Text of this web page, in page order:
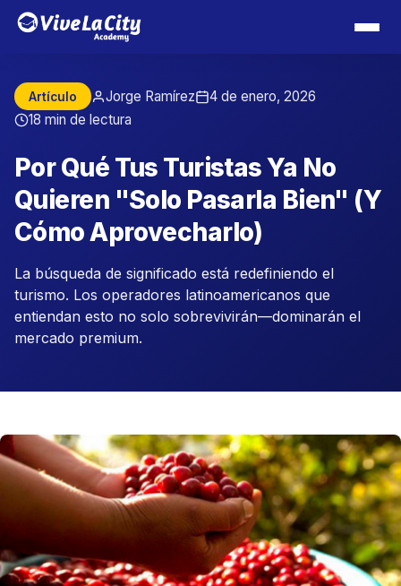
Artículo Jorge Ramírez
4 de enero, 2026
18 min de lectura
Por Qué Tus Turistas Ya No
Quieren "Solo Pasarla Bien" (Y
Cómo Aprovecharlo)
La búsqueda de significado está redefiniendo el
turismo. Los operadores latinoamericanos que
entiendan esto no solo sobrevivirán—dominarán el
mercado premium.